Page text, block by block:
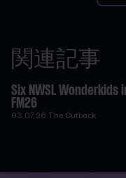
関連記事
Six NWSL Wonderkids
FM26
03.07.26 The Cutback